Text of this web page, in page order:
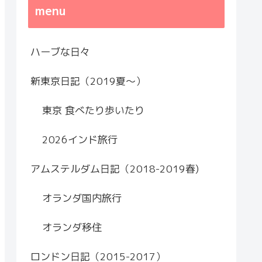
menu
ハーブな日々
新東京日記（2019夏～）
東京 食べたり歩いたり
2026インド旅行
アムステルダム日記（2018-2019春)
オランダ国内旅行
オランダ移住
ロンドン日記（2015-2017）